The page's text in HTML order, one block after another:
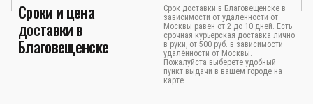
Сроки и цена
доставки в
Благовещенске
Срок доставки в Благовещенске в
зависимости от удаленности от
Москвы равен от 2 до 10 дней. Есть
срочная курьерская доставка лично
в руки, от 500 руб. в зависимости
удалённости от Москвы.
Пожалуйста выберете удобный
пункт выдачи в вашем городе на
карте.